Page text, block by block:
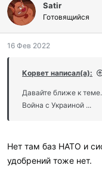
а
г
о
а
и
и
:
Satir
Готовящийся
16 Фев 2022
Корвет написал(а):
Давайте ближе к теме.
Война с Украиной ...
Нет там баз НАТО и
удобрений тоже нет.